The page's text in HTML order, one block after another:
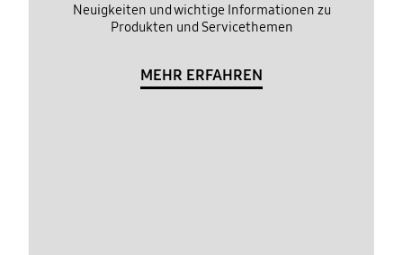
Neuigkeiten und wichtige Informationen zu
Produkten und Servicethemen
MEHR ERFAHREN